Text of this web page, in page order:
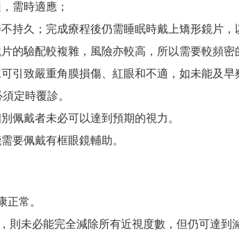
需時適應；
持久；完成療程後仍需睡眠時戴上矯形鏡片，
的驗配較複雜，風險亦較高，所以需要較頻密
引致嚴重角膜損傷、紅眼和不適，如未能及早
定時覆診。
佩戴者未必可以達到預期的視力。
要佩戴有框眼鏡輔助。
常。
則未必能完全減除所有近視度數，但仍可達到